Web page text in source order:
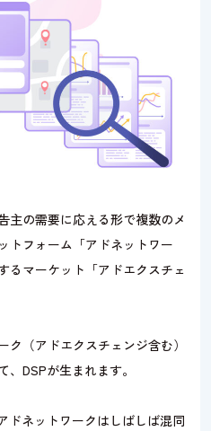
主の需要に応える形で複数のメ
トフォーム「アドネットワー
るマーケット「アドエクスチェ
（アドエクスチェンジ含む）
DSPが生まれます。
ドネットワークはしばしば混同